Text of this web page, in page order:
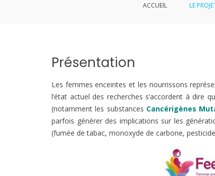
ACCUEIL LE
Présentation
Les femmes enceintes et les nourrissons
l’état actuel des recherches s’accordent à dire
(notamment les substances Cancérigènes
parfois générer des implications sur les
(fumée de tabac, monoxyde de carbone,